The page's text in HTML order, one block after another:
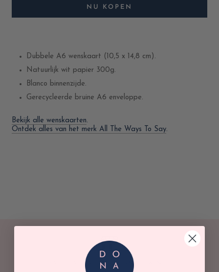
NU KOPEN
Dubbele A6 wenskaart (10,5 x 14,8 cm).
Natuurlijk wit papier 300g.
Blanco binnenzijde.
Gerecycleerde bruine A6 enveloppe.
Bekijk alle wenskaarten.
Ontdek alles van het merk All The Ways To Say.
GRATIS AFHALEN IN ONZE WINKEL